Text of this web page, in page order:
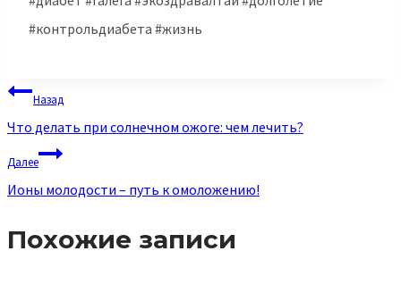
#контрольдиабета #жизнь
Навигация
по
записям
Назад
Что делать при солнечном ожоге: чем лечить?
Далее
Ионы молодости – путь к омоложению!
Похожие записи